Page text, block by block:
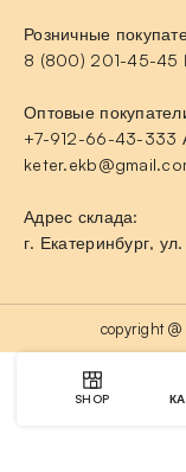
Розничные
8 (800) 201-45-45
Оптовые
+7-912-66-43-333
Адрес склада:
г. Екатеринбург,
copyright
SHOP